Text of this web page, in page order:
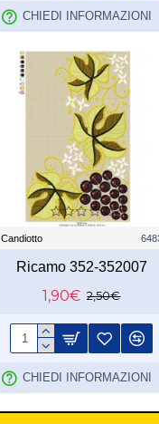
CHIEDI INFORMAZIONI
Candiotto
Ricamo 352-352007
1,90€ 2,50€
CHIEDI INFORMAZIONI